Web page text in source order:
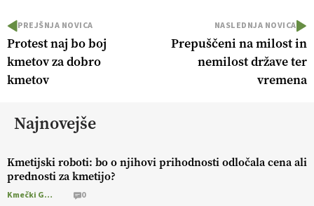
PREJŠNJA NOVICA
Protest naj bo boj
kmetov za dobro
kmetov
NASLEDNJA NOVICA
Prepuščeni na milost in
nemilost države ter
vremena
Najnovejše
Kmetijski roboti: bo o njihovi prihodnosti odločala cena ali
prednosti za kmetijo?
Kmečki Glas 0